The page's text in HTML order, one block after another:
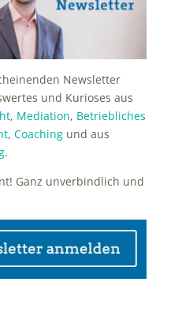
Newsletter
und Kurioses aus
, Mediation, Betriebliches
, Coachingund aus
.
Ganz unverbindlich und